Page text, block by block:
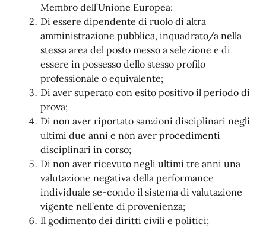
Membro dell’Unione Europea;
Di essere dipendente di ruolo di altra
amministrazione pubblica, inquadrato/a nella
stessa area del posto messo a selezione e di
essere in possesso dello stesso profilo
professionale o equivalente;
Di aver superato con esito positivo il periodo di
prova;
Di non aver riportato sanzioni disciplinari negli
ultimi due anni e non aver procedimenti
disciplinari in corso;
Di non aver ricevuto negli ultimi tre anni una
valutazione negativa della performance
individuale se-condo il sistema di valutazione
vigente nell’ente di provenienza;
Il godimento dei diritti civili e politici;